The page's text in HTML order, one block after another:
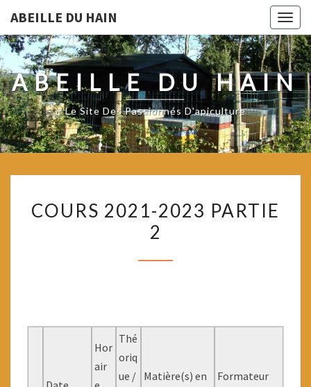
ABEILLE DU HAIN
ABEILLE DU HAIN
Le Site Des Passionnés D'apiculture
2021-
2023
COURS 2021-2023 PARTIE
2
Hor
air
Thé
oriq
ue / Matière(s) en
Formateur